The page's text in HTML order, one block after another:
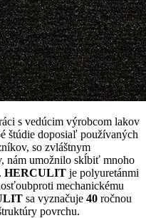
s vedúcim výrobcom lakov
štúdie doposiaľ používaných
so zvláštnym
nám umožnilo skĺbiť mnoho
HERCULIT je polyuretánmi
mechanickému
sa vyznačuje 40 ročnou
povrchu.